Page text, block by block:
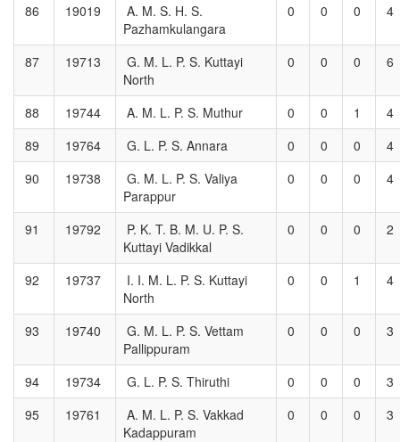
86 19019
A. M. S. H. S.
Pazhamkulangara
0 0 0 4
87 19713
G. M. L. P. S. Kuttayi
North
0 0 0 6
88 19744 A. M. L. P. S. Muthur 0 0 1
4
89
19764 G. L. P. S. Annara 0 0 0
4
90
19738
G. M. L. P. S. Valiya
Parappur
0 0 0 4
91 19792
P. K. T. B. M. U. P. S.
Kuttayi Vadikkal
0 0 0 2
92 19737
I. I. M. L. P. S. Kuttayi
North
0 0 1 4
93 19740
G. M. L. P. S. Vettam
Pallippuram
0 0 0 3
94 19734 G. L. P. S. Thiruthi 0 0 0
3
95
19761
A. M. L. P. S. Vakkad
Kadappuram
0 0 0 3